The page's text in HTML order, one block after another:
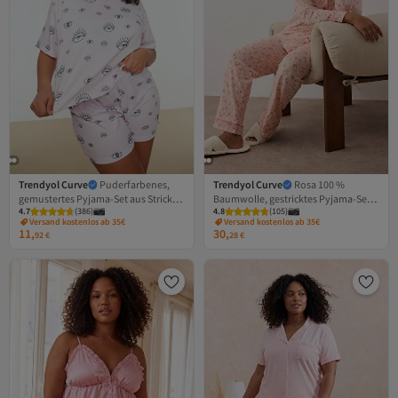
Trendyol Curve
Puderfarbenes,
gemustertes Pyjama-Set aus Strick
TBBSS22PT0233
4.7 (386)
Versand kostenlos ab 35€
11,92€
Trendyol Curve
Rosa 100 %
Baumwolle, gestricktes Pyjama-Set
mit Blumenpaspeln
TBBAW26AI00007
4.8 (105)
Versand kostenlos ab 35€
30,28€